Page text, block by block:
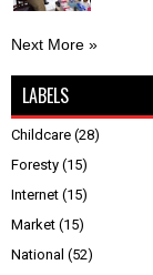
Next More »
LABELS
Childcare (28)
Foresty (15)
Internet (15)
Market (15)
National (52)